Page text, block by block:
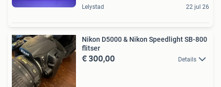
Lelystad 22 jul 26
Nikon D5000 & Nikon Speedlight SB-800
flitser
€ 300,00 Details